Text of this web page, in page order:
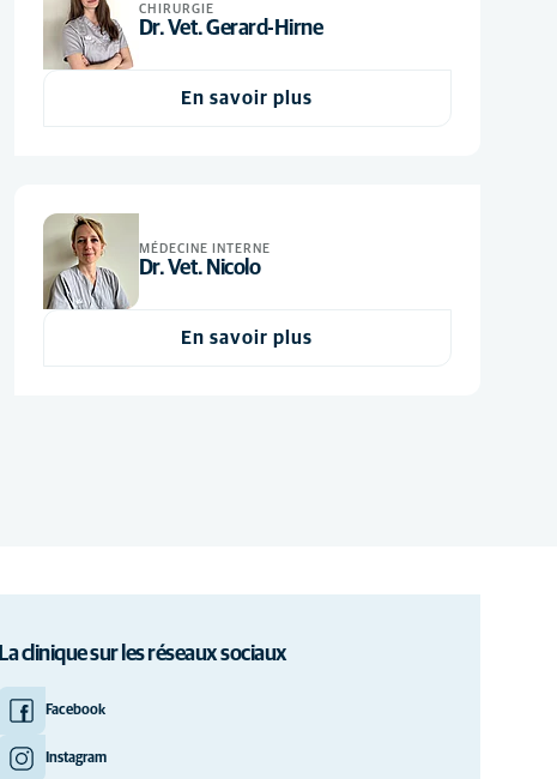
CHIRURGIE
Dr. Vet. Gerard-Hirne
En savoir plus
MÉDECINE INTERNE
Dr. Vet. Nicolo
En savoir plus
La clinique sur les réseaux sociaux
Facebook
Instagram